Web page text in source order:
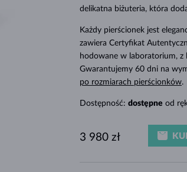
POMYSŁY NA PREZENTYdelikatna biżuteria, która
Każdy pierścionek jest
zawiera Certyfikat
hodowane w laboratorium,
Gwarantujemy 60 dni na
po rozmiarach pierścionków.
Dostępność: dostępne od
3 980 zł